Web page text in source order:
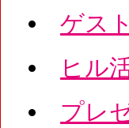
ゲス
ヒル
プレ